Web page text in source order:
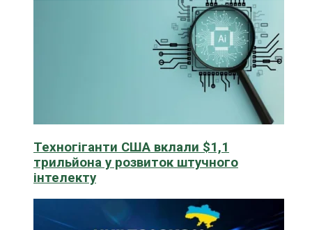
Техногіганти США вклали $1,1
трильйона у розвиток штучного
інтелекту